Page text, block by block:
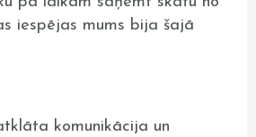
iespējas mums bija šajā
komunikācija un